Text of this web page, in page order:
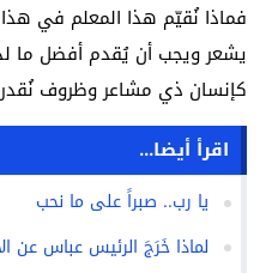
فماذا نُقيّم هذا المعلم في
يشعر ويجب أن يُقدم أفضل ما
كإنسان ذي مشاعر وظروف
اقرأ أيضا...
يا رب.. صبراً على ما نحب
لماذا خَرَجَ الرئيس عباس عن